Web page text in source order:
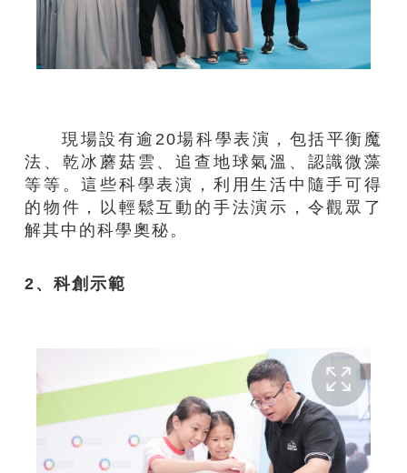
現場設有逾20場科學表演，包括平衡魔
法、乾冰蘑菇雲、追查地球氣溫、認識微藻
等等。這些科學表演，利用生活中隨手可得
的物件，以輕鬆互動的手法演示，令觀眾了
解其中的科學奧秘。
2、科創示範